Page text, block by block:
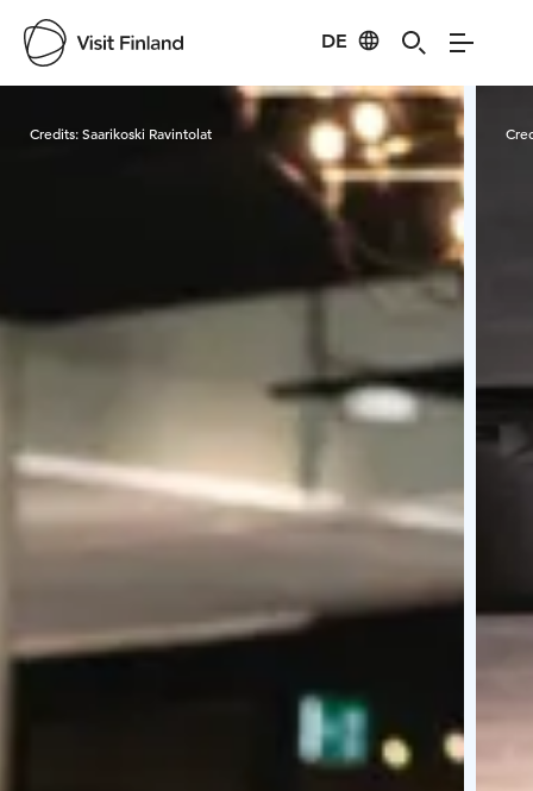
DE
Visit Finland
Credits:Saarikoski Ravintolat